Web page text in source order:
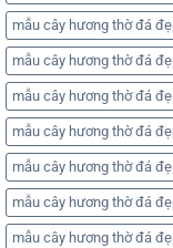
mẫu cây hương thờ đá
mẫu cây hương thờ đá
mẫu cây hương thờ đá
mẫu cây hương thờ đá
mẫu cây hương thờ đá
mẫu cây hương thờ đá
mẫu cây hương thờ đá